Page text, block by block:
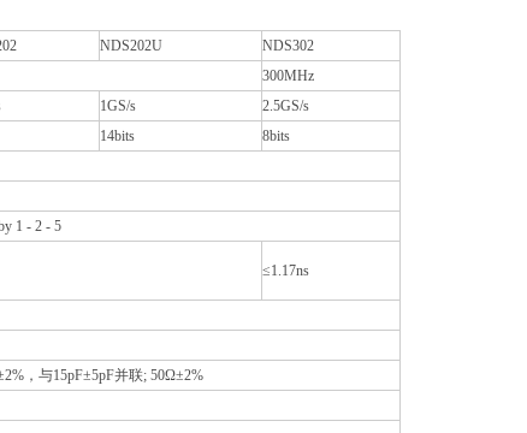
NDS202U
NDS302
300MHz
1GS/s
2.5GS/s
14bits
8bits
1 - 2 - 5
≤1.17ns
，与15pF±5pF并联; 50Ω±2%